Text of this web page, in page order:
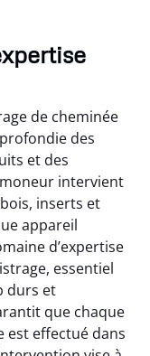
de cheminée
des
et des
intervient
inserts et
appareil
d’expertise
essentiel
durs et
que chaque
est effectué dans